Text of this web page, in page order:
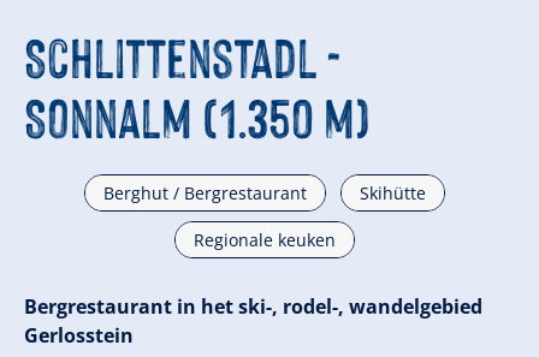
Schlittenstadl -
Sonnalm (1.350 m)
Berghut / Bergrestaurant Skihütte
Regionale keuken
Bergrestaurant in het ski-, rodel-, wandelgebied
Gerlosstein